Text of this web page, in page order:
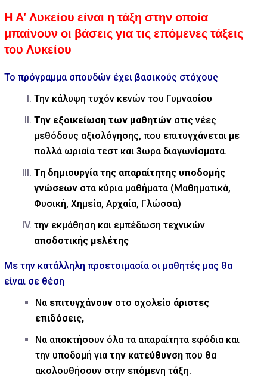
Η Α’ Λυκείου είναι η τάξη στην οποία
μπαίνουν οι βάσεις για τις επόμενες τάξεις
του Λυκείου
Το πρόγραμμα σπουδών έχει βασικούς στόχους
Την κάλυψη τυχόν κενών του Γυμνασίου
Την εξοικείωση των μαθητών στις νέες
μεθόδους αξιολόγησης, που επιτυγχάνεται με
πολλά ωριαία τεστ και 3ωρα διαγωνίσματα.
Τη δημιουργία της απαραίτητης υποδομής
γνώσεων στα κύρια μαθήματα (Μαθηματικά,
Φυσική, Χημεία, Αρχαία, Γλώσσα)
την εκμάθηση και εμπέδωση τεχνικών
αποδοτικής μελέτης
Με την κατάλληλη προετοιμασία οι μαθητές μας θα
είναι σε θέση
Να επιτυγχάνουν στο σχολείο άριστες
επιδόσεις,
Να αποκτήσουν όλα τα απαραίτητα εφόδια και
την υποδομή για την κατεύθυνση που θα
ακολουθήσουν στην επόμενη τάξη.